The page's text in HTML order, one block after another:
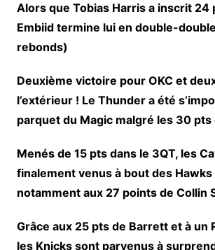
Alors que Tobias Harris a inscrit 24
Embiid termine lui en double-
rebonds)
Deuxième victoire pour OKC et
l’extérieur ! Le Thunder a été
parquet du Magic malgré les 30 pts
Menés de 15 pts dans le 3QT, les
finalement venus à bout des Hawks
notamment aux 27 points de Collin
Grâce aux 25 pts de Barrett et à un
les Knicks sont parvenus à